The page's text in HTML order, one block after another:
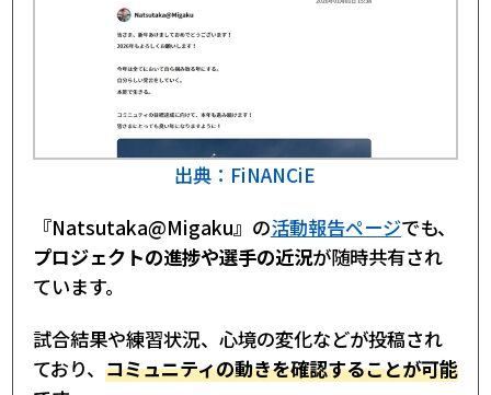
出典：FiNANCiE
『Natsutaka@Migaku』の活動報告ページでも、
プロジェクトの進捗や選手の近況が随時共有され
ています。
試合結果や練習状況、心境の変化などが投稿され
ており、 コミュニティの動きを確認することが可能